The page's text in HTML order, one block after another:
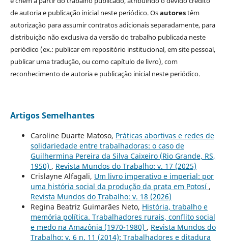
de autoria e publicação inicial neste periódico. Osautorestêm
autorização para assumir contratos adicionais separadamente, para
distribuição não exclusiva da versão do trabalho publicada neste
periódico (ex.: publicar em repositório institucional, em site pessoal,
publicar uma tradução, ou como capítulo de livro), com
reconhecimento de autoria e publicação inicial neste periódico.
Artigos Semelhantes
Caroline Duarte Matoso, Práticas abortivas e redes de
solidariedade entre trabalhadoras: o caso de
Guilhermina Pereira da Silva Caixeiro (Rio Grande, RS,
1950) , Revista Mundos do Trabalho: v. 17 (2025)
Crislayne Alfagali, Um livro imperativo e imperial: por
uma história social da produção da prata em Potosí ,
Revista Mundos do Trabalho: v. 18 (2026)
Regina Beatriz Guimarães Neto, História, trabalho e
memória política. Trabalhadores rurais, conflito social
e medo na Amazônia (1970-1980) , Revista Mundos do
Trabalho: v. 6 n. 11 (2014): Trabalhadores e ditadura